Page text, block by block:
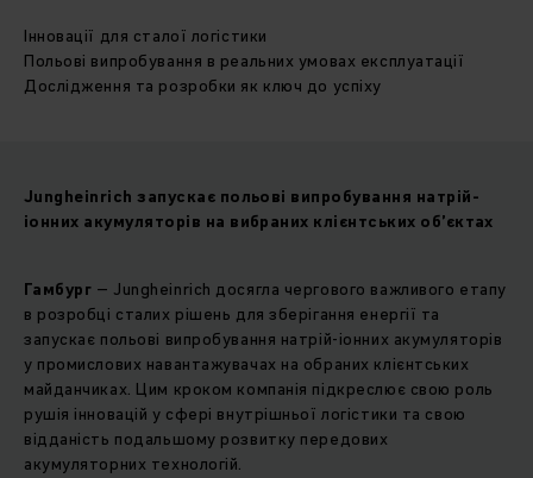
Інновації для сталої логістики
Польові випробування в реальних умовах експлуатації
Дослідження та розробки як ключ до успіху
Jungheinrich запускає польові випробування натрій-
іонних акумуляторів на вибраних клієнтських об’єктах
Гамбург – Jungheinrich досягла чергового важливого етапу
в розробці сталих рішень для зберігання енергії та
запускає польові випробування натрій-іонних акумуляторів
у промислових навантажувачах на обраних клієнтських
майданчиках. Цим кроком компанія підкреслює свою роль
рушія інновацій у сфері внутрішньої логістики та свою
відданість подальшому розвитку передових
акумуляторних технологій.